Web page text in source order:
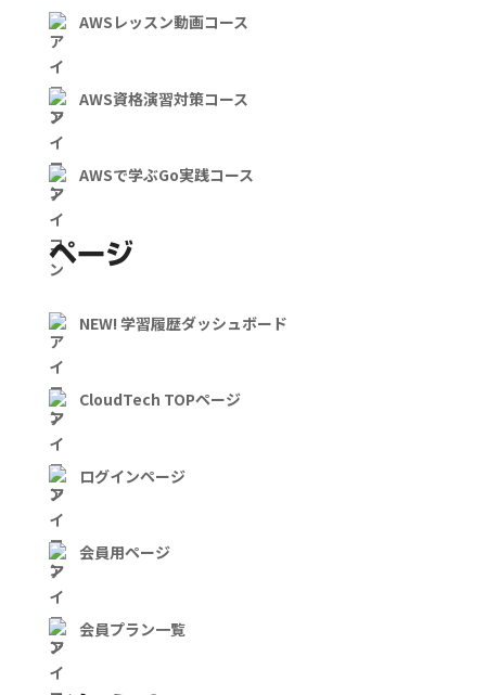
AWSレッスン動画コース
AWS資格演習対策コース
AWSで学ぶGo実践コース
ページ
NEW! 学習履歴ダッシュボード
CloudTech TOPページ
ログインページ
会員用ページ
会員プラン一覧